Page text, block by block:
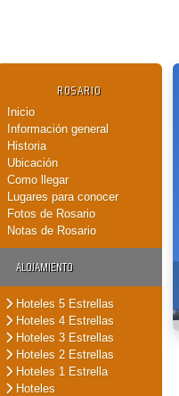
ROSARIO
Inicio
Información general
Historia
Ubicación
Como llegar
Lugares para conocer
Fotos de Rosario
Notas de Rosario
ALOJAMIENTO
Hoteles 5 Estrellas
Hoteles 4 Estrellas
Hoteles 3 Estrellas
Hoteles 2 Estrellas
Hoteles 1 Estrella
Hoteles